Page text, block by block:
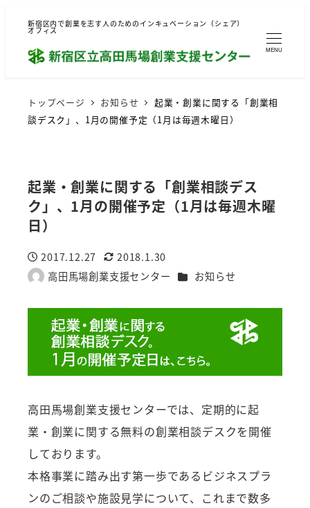
新宿区内で創業を志す人のためのインキュベーション（シェア）
オフィス
MENU
トップページ お知らせ
起業・創業に関する「創業相
談デスク」、1月の開催予定（1月は毎週木曜日）
起業・創業に関する「創業相談デス
ク」、1月の開催予定（1月は毎週木曜
日）
投稿日
2017.12.27
更新日
2018.1.30
著
高田馬場創業支援センター カテゴリー
お知らせ
高田馬場創業支援センターでは、定期的に起
業・創業に関する無料の創業相談デスクを開催
しております。
本格事業に踏み出す第一歩であるビジネスプラ
ンのご相談や施設見学について、これまで数多